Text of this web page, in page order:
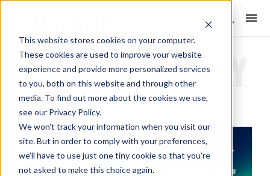
This website stores cookies on your computer.
These cookies are used to improve your website
experience and provide more personalized services
to you, both on this website and through other
media. To find out more about the cookies we use,
see our Privacy Policy.
We won't track your information when you visit our
site. But in order to comply with your preferences,
we'll have to use just one tiny cookie so that you're
not asked to make this choice again.
CRAI ACADEMY